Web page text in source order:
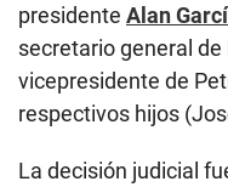
presidente Alan
secretario general
vicepresidente de
respectivos hijos
La decisión judicial